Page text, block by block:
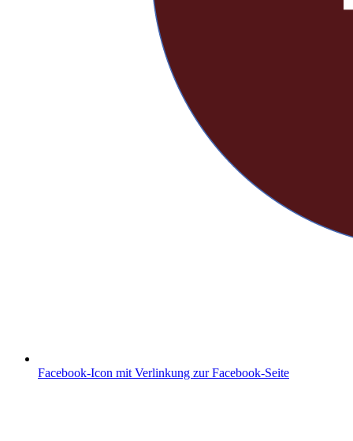
Facebook-Icon mit Verlinkung zur Facebook-Seite